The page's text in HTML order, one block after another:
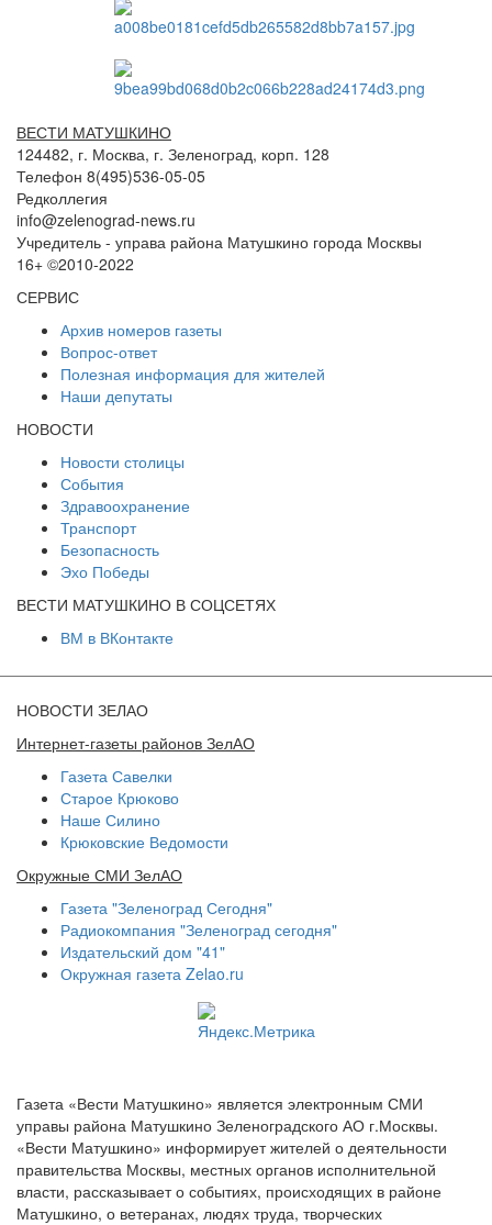
ВЕСТИ МАТУШКИНО
124482, г. Москва, г. Зеленоград, корп. 128
Телефон 8(495)536-05-05
Редколлегия
info@zelenograd-news.ru
Учредитель - управа района Матушкино города Москвы
16+ ©2010-2022
СЕРВИС
Архив номеров газеты
Вопрос-ответ
Полезная информация для жителей
Наши депутаты
НОВОСТИ
Новости столицы
События
Здравоохранение
Транспорт
Безопасность
Эхо Победы
ВЕСТИ МАТУШКИНО В СОЦСЕТЯХ
ВМ в ВКонтакте
НОВОСТИ ЗЕЛАО
Интернет-газеты районов ЗелАО
Газета Савелки
Старое Крюково
Наше Силино
Крюковские Ведомости
Окружные СМИ ЗелАО
Газета "Зеленоград Сегодня"
Радиокомпания "Зеленоград сегодня"
Издательский дом "41"
Окружная газета Zelao.ru
Газета «Вести Матушкино» является электронным СМИ
управы района Матушкино Зеленоградского АО г.Москвы.
«Вести Матушкино» информирует жителей о деятельности
правительства Москвы, местных органов исполнительной
власти, рассказывает о событиях, происходящих в районе
Матушкино, о ветеранах, людях труда, творческих